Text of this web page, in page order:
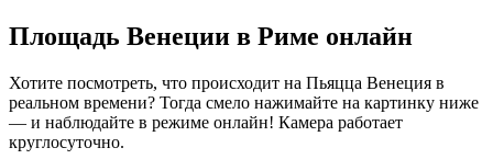
Площадь Венеции в Риме онлайн
Хотите посмотреть, что происходит на Пьяцца Венеция в
реальном времени? Тогда смело нажимайте на картинку ниже
— и наблюдайте в режиме онлайн! Камера работает
круглосуточно.